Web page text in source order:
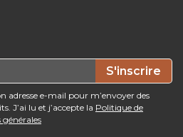
S'inscrire
adresse e-mail pour m’envoyer des
J’ai lu et j’accepte la Politique de
vos articles !
votre panier pour
puissiez le compléter
le souhaitez.